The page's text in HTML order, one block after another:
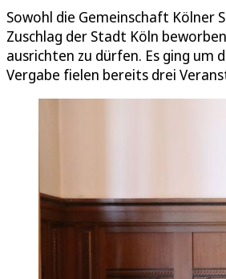
Sowohl die Gemeinschaft Kölner
Zuschlag der Stadt Köln
ausrichten zu dürfen. Es ging um
Vergabe fielen bereits drei